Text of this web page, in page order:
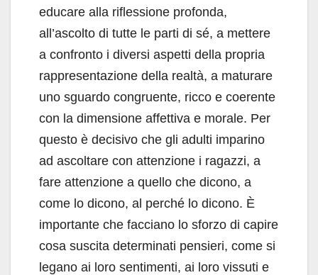
educare alla riflessione profonda,
all’ascolto di tutte le parti di sé, a mettere
a confronto i diversi aspetti della propria
rappresentazione della realtà, a maturare
uno sguardo congruente, ricco e coerente
con la dimensione affettiva e morale. Per
questo è decisivo che gli adulti imparino
ad ascoltare con attenzione i ragazzi, a
fare attenzione a quello che dicono, a
come lo dicono, al perché lo dicono. È
importante che facciano lo sforzo di capire
cosa suscita determinati pensieri, come si
legano ai loro sentimenti, ai loro vissuti e